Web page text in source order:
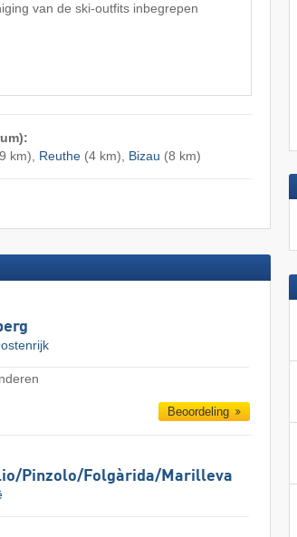
van de ski-outfits inbegrepen
km), Reuthe(4 km), Bizau (8 km)
Beoordeling
​Pinzolo/​Folgàrida/​Marilleva